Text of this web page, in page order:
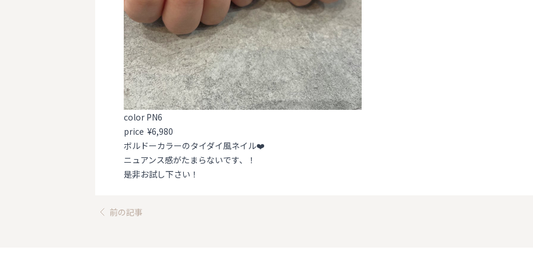
color PN6
price ¥6,980
ボルドーカラーのタイダイ風ネイル❤️
ニュアンス感がたまらないです、！
是非お試し下さい！
前の記事